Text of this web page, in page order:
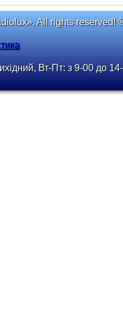
All rights reserved!
Вт-Пт: з 9-00 до